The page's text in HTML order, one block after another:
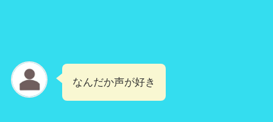
なんだか声が好き